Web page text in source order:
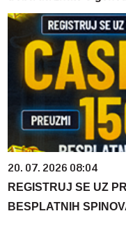
20. 07. 2026 08:04
REGISTRUJ SE UZ
BESPLATNIH